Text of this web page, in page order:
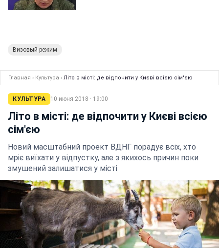
Визовый режим
Главная › Культура › Літо в місті: де відпочити у Києві всією сім'єю
КУЛЬТУРА 10 июня 2018 · 19:00
Літо в місті: де відпочити у Києві всією
сім'єю
Новий масштабний проект ВДНГ порадує всіх, хто
мріє виїхати у відпустку, але з якихось причин поки
змушений залишатися у місті